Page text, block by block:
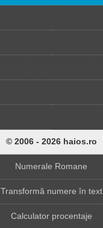
© 2006 - 2026 haios.ro
Numerale Romane
Transformă numere în text
Calculator procentaje